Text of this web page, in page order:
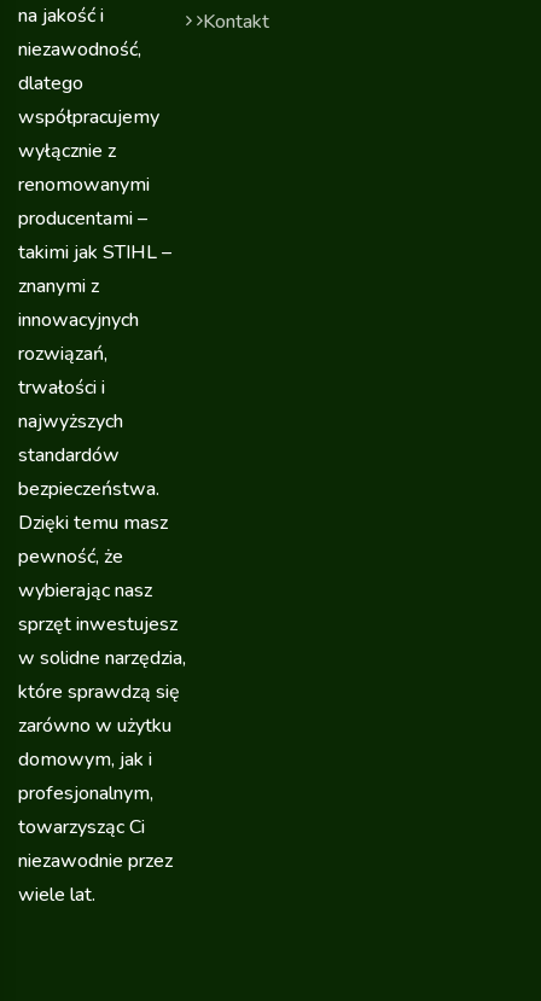
na jakość i
niezawodność,
dlatego
współpracujemy
wyłącznie z
renomowanymi
producentami –
takimi jak STIHL –
znanymi z
innowacyjnych
rozwiązań,
trwałości i
najwyższych
standardów
bezpieczeństwa.
Dzięki temu masz
pewność, że
wybierając nasz
sprzęt inwestujesz
w solidne narzędzia,
które sprawdzą się
zarówno w użytku
domowym, jak i
profesjonalnym,
towarzysząc Ci
niezawodnie przez
wiele lat.
Kontakt